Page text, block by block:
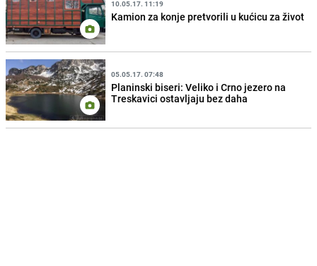
10.05.17. 11:19
Kamion za konje pretvorili u kućicu za život
05.05.17. 07:48
Planinski biseri: Veliko i Crno jezero na
Treskavici ostavljaju bez daha